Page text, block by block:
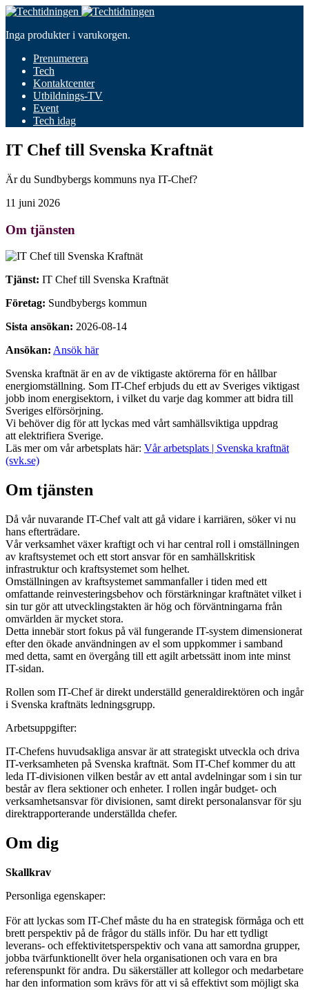
Inga produkter i varukorgen.
Prenumerera
Tech
Kontaktcenter
Utbildnings-TV
Event
Tech idag
IT Chef till Svenska Kraftnät
Är du Sundbybergs kommuns nya IT-Chef?
11 juni 2026
Om tjänsten
Tjänst: IT Chef till Svenska Kraftnät
Företag: Sundbybergs kommun
Sista ansökan: 2026-08-14
Ansökan: Ansök här
Svenska kraftnät är en av de viktigaste aktörerna för en hållbar
energiomställning. Som IT-Chef erbjuds du ett av Sveriges viktigast
jobb inom energisektorn, i vilket du varje dag kommer att bidra till
Sveriges elförsörjning.
Vi behöver dig för att lyckas med vårt samhällsviktiga uppdrag
att elektrifiera Sverige.
Läs mer om vår arbetsplats här: Vår arbetsplats | Svenska kraftnät
(svk.se)
Om tjänsten
Då vår nuvarande IT-Chef valt att gå vidare i karriären, söker vi nu
hans efterträdare.
Vår verksamhet växer kraftigt och vi har central roll i omställningen
av kraftsystemet och ett stort ansvar för en samhällskritisk
infrastruktur och kraftsystemet som helhet.
Omställningen av kraftsystemet sammanfaller i tiden med ett
omfattande reinvesteringsbehov och förstärkningar kraftnätet vilket i
sin tur gör att utvecklingstakten är hög och förväntningarna från
omvärlden är mycket stora.
Detta innebär stort fokus på väl fungerande IT-system dimensionerat
efter den ökade användningen av el som uppkommer i samband
med detta, samt en övergång till ett agilt arbetssätt inom inte minst
IT-sidan.
Rollen som IT-Chef är direkt underställd generaldirektören och ingår
i Svenska kraftnäts ledningsgrupp.
Arbetsuppgifter:
IT-Chefens huvudsakliga ansvar är att strategiskt utveckla och driva
IT-verksamheten på Svenska kraftnät. Som IT-Chef kommer du att
leda IT-divisionen vilken består av ett antal avdelningar som i sin tur
består av flera sektioner och enheter. I rollen ingår budget- och
verksamhetsansvar för divisionen, samt direkt personalansvar för sju
direktrapporterande underställda chefer.
Om dig
Skallkrav
Personliga egenskaper:
För att lyckas som IT-Chef måste du ha en strategisk förmåga och ett
brett perspektiv på de frågor du ställs inför. Du har ett tydligt
leverans- och effektivitetsperspektiv och vana att samordna grupper,
jobba tvärfunktionellt över hela organisationen och vara en bra
referenspunkt för andra. Du säkerställer att kollegor och medarbetare
har den information som krävs för att vi så effektivt som möjligt ska